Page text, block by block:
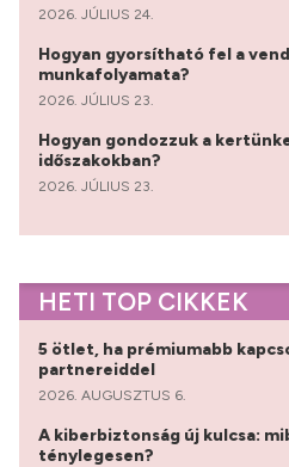
2026. JÚLIUS 24.
Hogyan gyorsítható fel a
munkafolyamata?
2026. JÚLIUS 23.
Hogyan gondozzuk a
időszakokban?
2026. JÚLIUS 23.
HETI TOP CIKKEK
5 ötlet, ha prémiumabb
partnereiddel
2026. AUGUSZTUS 6.
A kiberbiztonság új kulcsa:
ténylegesen?